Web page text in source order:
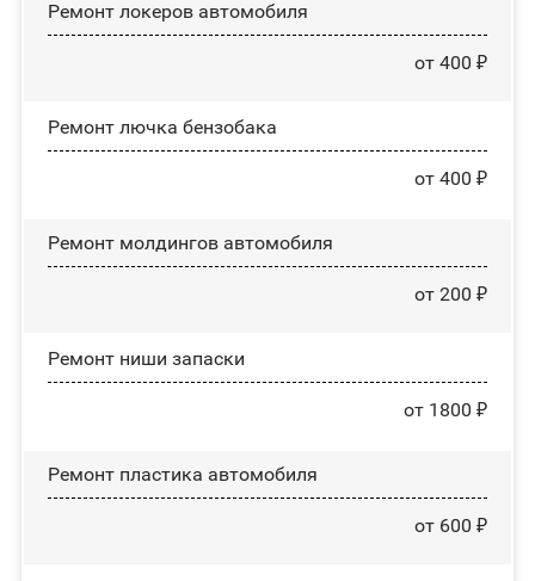
Ремонт лoĸepoв автомобиля
от 400 ₽
Ремонт лючка бензобака
от 400 ₽
Ремонт молдингов автомобиля
от 200 ₽
Ремонт ниши запаски
от 1800 ₽
Ремонт пластика автомобиля
от 600 ₽